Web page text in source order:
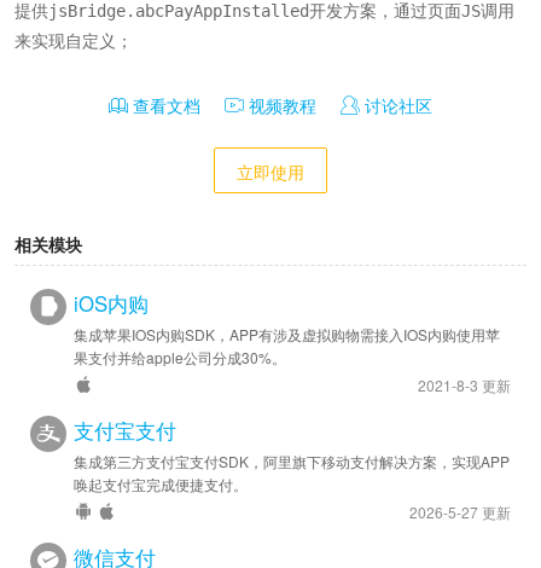
提供jsBridge.abcPayAppInstalled开发方案，通过页面JS调用
来实现自定义；
查看文档 视频教程 讨论社区
立即使用
相关模块
iOS内购
集成苹果IOS内购SDK，APP有涉及虚拟购物需接入IOS内购使用苹
果支付并给apple公司分成30%。
2021-8-3 更新
支付宝支付
集成第三方支付宝支付SDK，阿里旗下移动支付解决方案，实现APP
唤起支付宝完成便捷支付。
2026-5-27 更新
微信支付